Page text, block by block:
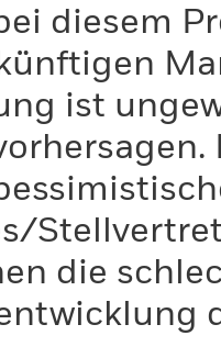
diesem
ist
die